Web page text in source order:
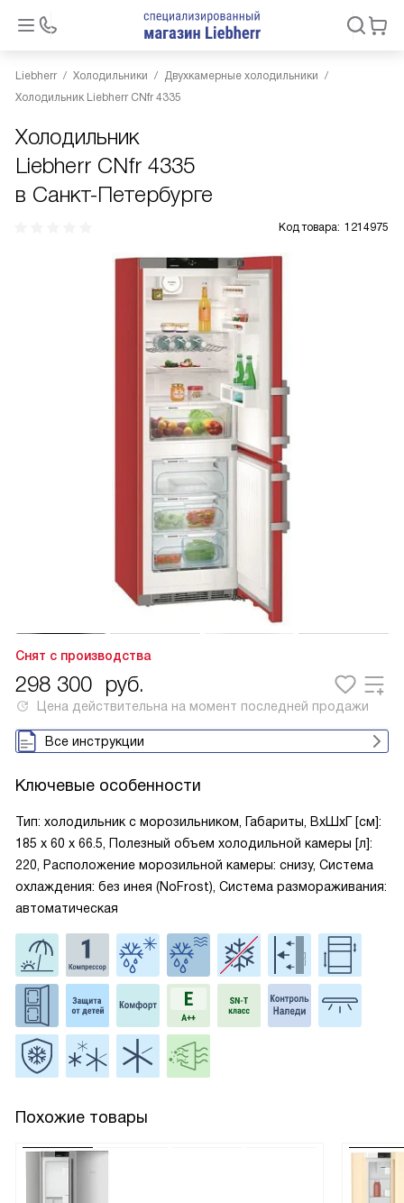
Liebherr Холодильники
Двухкамерные холодильники
Холодильник Liebherr CNfr 4335
Холодильник
Liebherr CNfr 4335
в Санкт-Петербурге
Код товара: 1214975
Снят с производства
298 300 руб.
Цена действительна на момент последней продажи
Все инструкции
Ключевые особенности
Тип: холодильник с морозильником, Габариты, ВxШxГ [см]:
185 х 60 х 66.5, Полезный объем холодильной камеры [л]:
220, Расположение морозильной камеры: снизу, Система
охлаждения: без инея (NoFrost), Система размораживания:
автоматическая
Похожие товары